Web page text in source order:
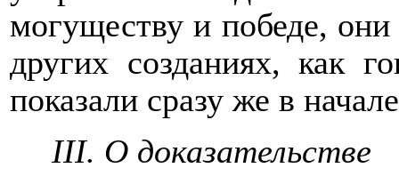
могуществу и победе,
других созданиях, как
показали сразу же в
III. О доказательстве